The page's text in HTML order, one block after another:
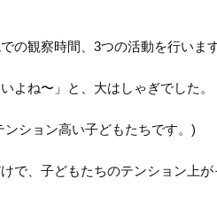
の観察時間、3つの活動を行います
よね〜」と、大はしゃぎでした。
ション高い子どもたちです。)
で、子どもたちのテンション上が